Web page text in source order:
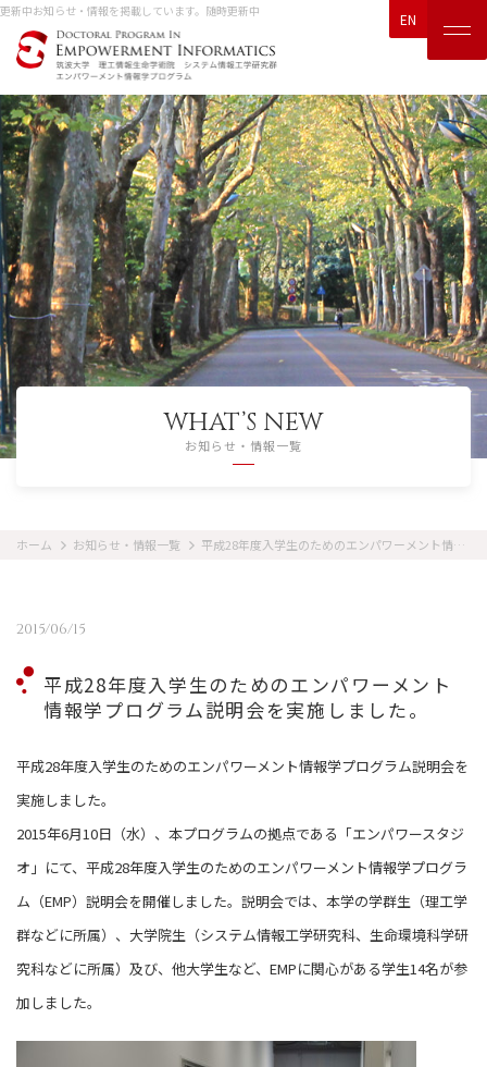
お知らせ・情報を掲載しています。随時更新中 EN
WHAT’S NEW
お知らせ・情報一覧
ホーム お知らせ・情報一覧 平成28年度入学生のためのエンパワーメント情報学プログラム説明会を実施しました。
2015/06/15
平成28年度入学生のためのエンパワーメント
情報学プログラム説明会を実施しました。
平成28年度入学生のためのエンパワーメント情報学プログラム説明会を
実施しました。
2015年6月10日（水）、本プログラムの拠点である「エンパワースタジ
オ」にて、平成28年度入学生のためのエンパワーメント情報学プログラ
ム（EMP）説明会を開催しました。説明会では、本学の学群生（理工学
群などに所属）、大学院生（システム情報工学研究科、生命環境科学研
究科などに所属）及び、他大学生など、EMPに関心がある学生14名が参
加しました。